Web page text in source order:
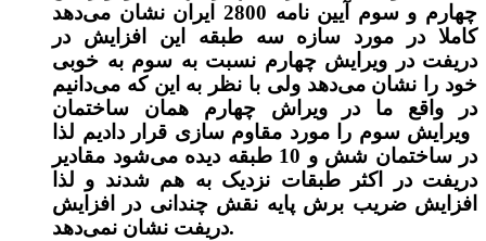
چهارم و سوم آیین نامه 2800 ایران نشان می‌دهد
کاملا در مورد سازه سه طبقه این افزایش در
دریفت در ویرایش چهارم نسبت به سوم به خوبی
خود را نشان می‌دهد ولی با نظر به این که می‌دانیم
در واقع ما در ویراش چهارم همان ساختمان
ویرایش سوم را مورد مقاوم سازی قرار دادیم لذا
در ساختمان شش و 10 طبقه دیده می‌شود مقادیر
دریفت در اکثر طبقات نزدیک به هم شدند و لذا
افزایش ضریب برش پایه نقش چندانی در افزایش
دریفت نشان نمی‌دهد.